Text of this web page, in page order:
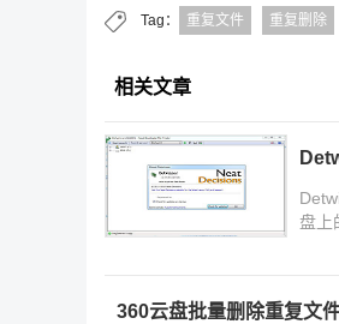
Tag： 重复文件 重复删除
相关文章
盘上
360云盘批量删除重复文